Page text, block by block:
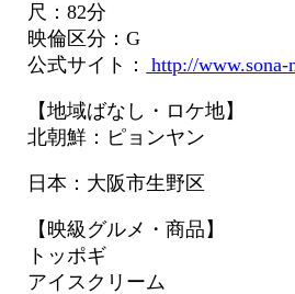
尺：82分
映倫区分：G
公式サイト：
http://www.sona-
【地域ばなし・ロケ地】
北朝鮮：ピョンヤン
日本：大阪市生野区
【映級グルメ・商品】
トッポギ
アイスクリーム